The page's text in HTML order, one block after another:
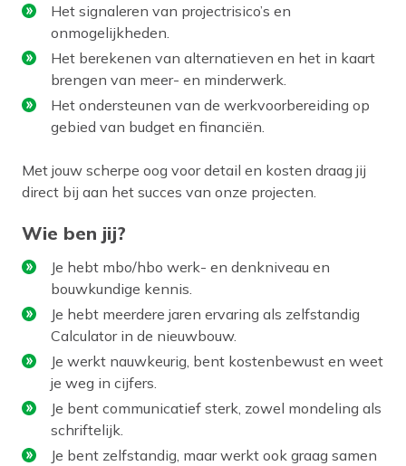
Het signaleren van projectrisico’s en
onmogelijkheden.
Het berekenen van alternatieven en het in kaart
brengen van meer- en minderwerk.
Het ondersteunen van de werkvoorbereiding op
gebied van budget en financiën.
Met jouw scherpe oog voor detail en kosten draag jij
direct bij aan het succes van onze projecten.
Wie ben jij?
Je hebt mbo/hbo werk- en denkniveau en
bouwkundige kennis.
Je hebt meerdere jaren ervaring als zelfstandig
Calculator in de nieuwbouw.
Je werkt nauwkeurig, bent kostenbewust en weet
je weg in cijfers.
Je bent communicatief sterk, zowel mondeling als
schriftelijk.
Je bent zelfstandig, maar werkt ook graag samen